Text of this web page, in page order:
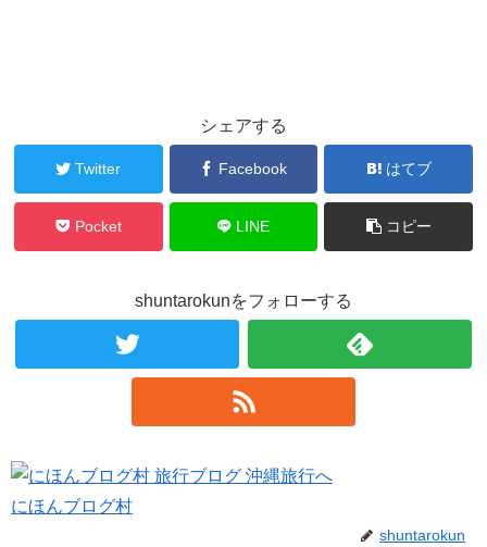
シェアする
Twitter Facebook はてブ
Pocket LINE コピー
shuntarokunをフォローする
にほんブログ村
shuntarokun